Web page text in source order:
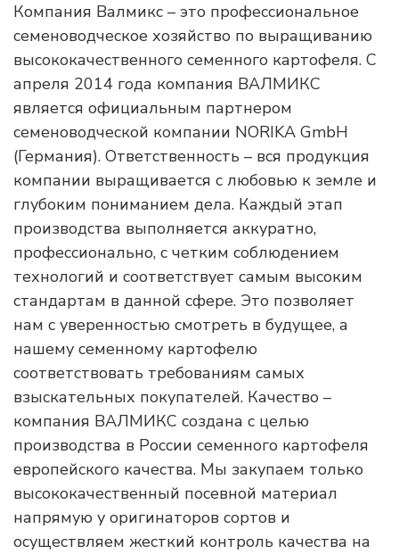
Компания Валмикс – это профессиональное
семеноводческое хозяйство по выращиванию
высококачественного семенного картофеля. С
апреля 2014 года компания ВАЛМИКС
является официальным партнером
семеноводческой компании NORIKA GmbH
(Германия). Ответственность – вся продукция
компании выращивается с любовью к земле и
глубоким пониманием дела. Каждый этап
производства выполняется аккуратно,
профессионально, с четким соблюдением
технологий и соответствует самым высоким
стандартам в данной сфере. Это позволяет
нам с уверенностью смотреть в будущее, а
нашему семенному картофелю
соответствовать требованиям самых
взыскательных покупателей. Качество –
компания ВАЛМИКС создана с целью
производства в России семенного картофеля
европейского качества. Мы закупаем только
высококачественный посевной материал
напрямую у оригинаторов сортов и
осуществляем жесткий контроль качества на